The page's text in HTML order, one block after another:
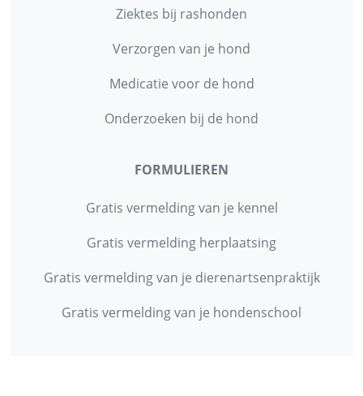
Ziektes bij rashonden
Verzorgen van je hond
Medicatie voor de hond
Onderzoeken bij de hond
FORMULIEREN
Gratis vermelding van je kennel
Gratis vermelding herplaatsing
Gratis vermelding van je dierenartsenpraktijk
Gratis vermelding van je hondenschool